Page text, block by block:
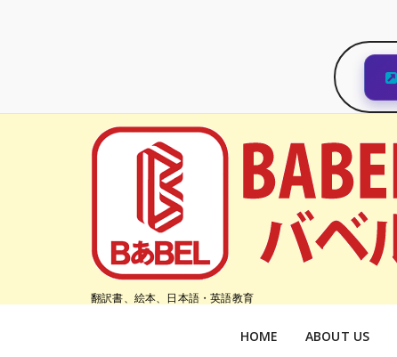
翻訳書、絵本、日本語・英語教育
HOME ABOUT US